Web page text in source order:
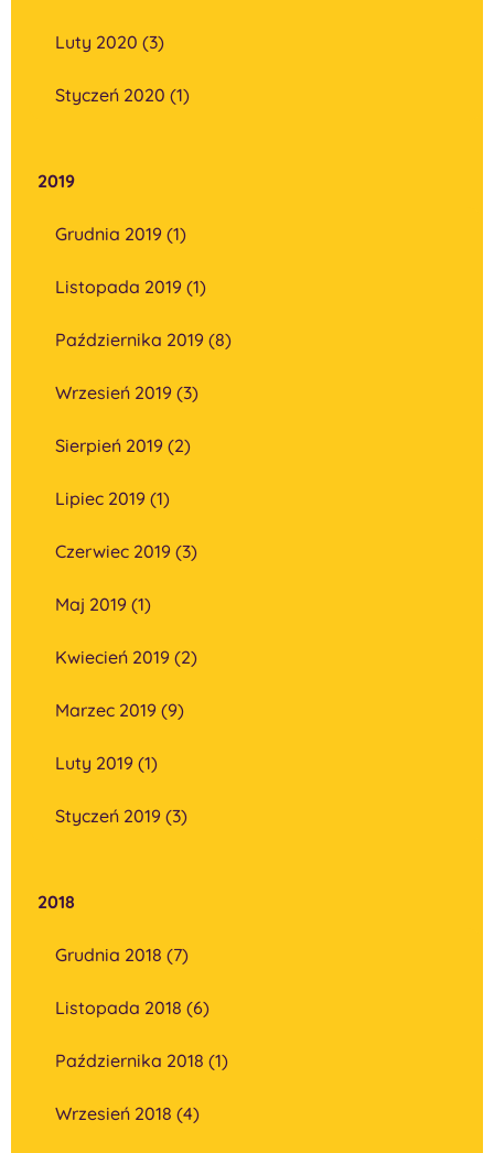
Luty 2020 (3)
Styczeń 2020 (1)
2019
Grudnia 2019 (1)
Listopada 2019 (1)
Października 2019 (8)
Wrzesień 2019 (3)
Sierpień 2019 (2)
Lipiec 2019 (1)
Czerwiec 2019 (3)
Maj 2019 (1)
Kwiecień 2019 (2)
Marzec 2019 (9)
Luty 2019 (1)
Styczeń 2019 (3)
2018
Grudnia 2018 (7)
Listopada 2018 (6)
Października 2018 (1)
Wrzesień 2018 (4)